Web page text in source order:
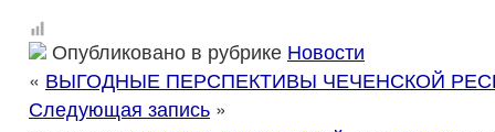
Опубликовано в рубрике Новости
« ВЫГОДНЫЕ ПЕРСПЕКТИВЫ ЧЕЧЕНСКОЙ
Следующая запись »